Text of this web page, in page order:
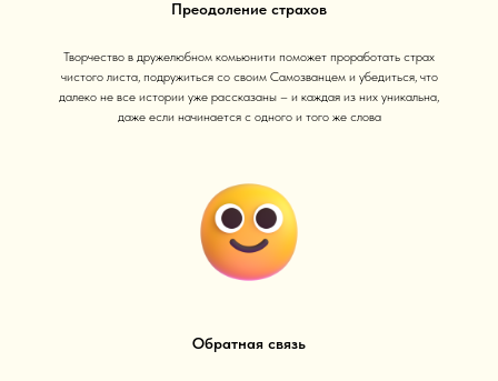
Преодоление страхов
Творчество в дружелюбном комьюнити поможет проработать страх
чистого листа, подружиться со своим Самозванцем и убедиться, что
далеко не все истории уже рассказаны – и каждая из них уникальна,
даже если начинается с одного и того же слова
Обратная связь